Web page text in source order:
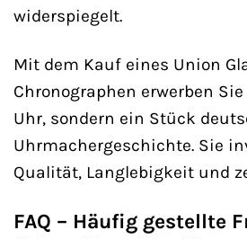
widerspiegelt.
Mit dem Kauf eines Union
Chronographen erwerben
Uhr, sondern ein Stück
Uhrmachergeschichte. Sie
Qualität, Langlebigkeit und
FAQ – Häufig gestellte